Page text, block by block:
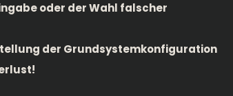
oder der Wahl falscher
der Grundsystemkonfiguration